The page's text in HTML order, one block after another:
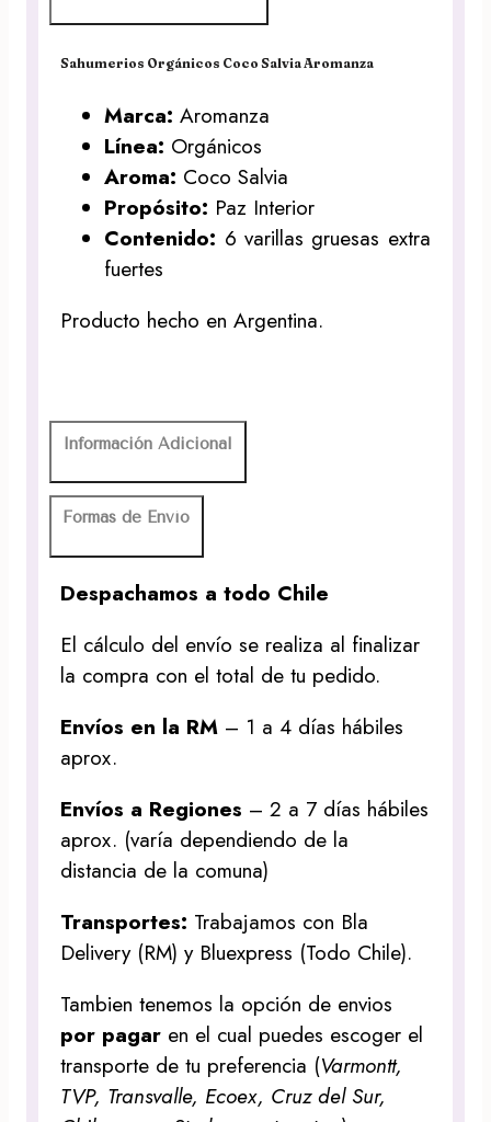
Sahumerios Orgánicos Coco Salvia Aromanza
Marca:Aromanza
Línea: Orgánicos
Aroma: Coco Salvia
Propósito: Paz Interior
Contenido: 6 varillas gruesas extra
fuertes
Producto hecho en Argentina.
Información Adicional
Formas de Envío
Despachamos a todo Chile
El cálculo del envío se realiza al finalizar
la compra con el total de tu pedido.
Envíos en la RM – 1 a 4 días hábiles
aprox.
Envíos a Regiones – 2 a 7 días hábiles
aprox. (varía dependiendo de la
distancia de la comuna)
Transportes: Trabajamos con Bla
Delivery (RM) y Bluexpress (Todo Chile).
Tambien tenemos la opción de envios
por pagar en el cual puedes escoger el
transporte de tu preferencia (Varmontt,
TVP, Transvalle, Ecoex, Cruz del Sur,